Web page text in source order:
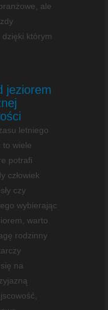
ale
którym
jeziorem
letniego
to wiele
potrafi
człowiek
czy
wybierając
warto
rodzinny
na